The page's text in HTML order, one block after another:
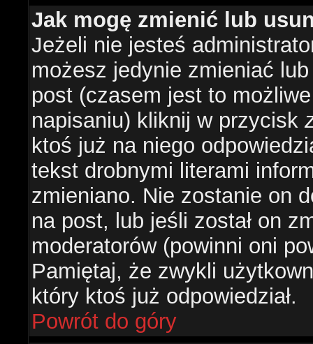
Jak mogę zmienić lub
Jeżeli nie jesteś
możesz jedynie zmieniać
post (czasem jest to
napisaniu) kliknij w przycisk
ktoś już na niego
tekst drobnymi literami
zmieniano. Nie zostanie on
na post, lub jeśli został on
moderatorów (powinni oni
Pamiętaj, że zwykli
który ktoś już odpowiedział.
Powrót do góry